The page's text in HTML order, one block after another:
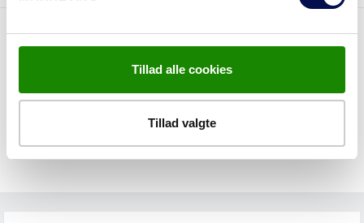
Tillad alle cookies
Tillad valgte